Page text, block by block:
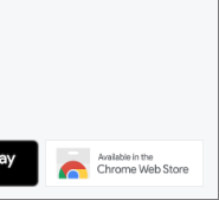
ユーザー -